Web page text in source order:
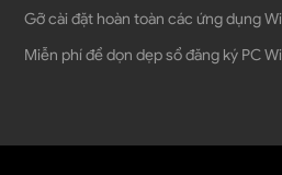
Gỡ cài đặt hoàn toàn các ứng dụng
Miễn phí để dọn dẹp sổ đăng ký PC